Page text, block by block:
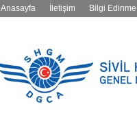
Anasayfa İletişim Bilgi Edinme